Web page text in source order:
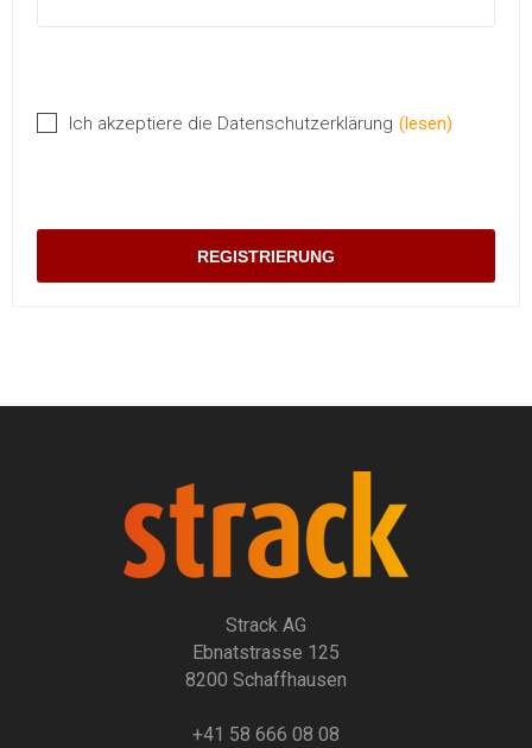
Ich akzeptiere die Datenschutzerklärung (lesen)
REGISTRIERUNG
Strack AG
Ebnatstrasse 125
8200 Schaffhausen
+41 58 666 08 08